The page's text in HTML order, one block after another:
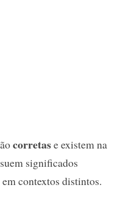
corretase existem na
significados
contextos distintos.